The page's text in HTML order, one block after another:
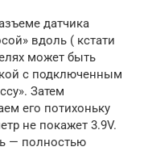
датчика
вдоль ( кстати
может быть
с подключенным
Затем
его потихоньку
не покажет 3.9V.
— полностью